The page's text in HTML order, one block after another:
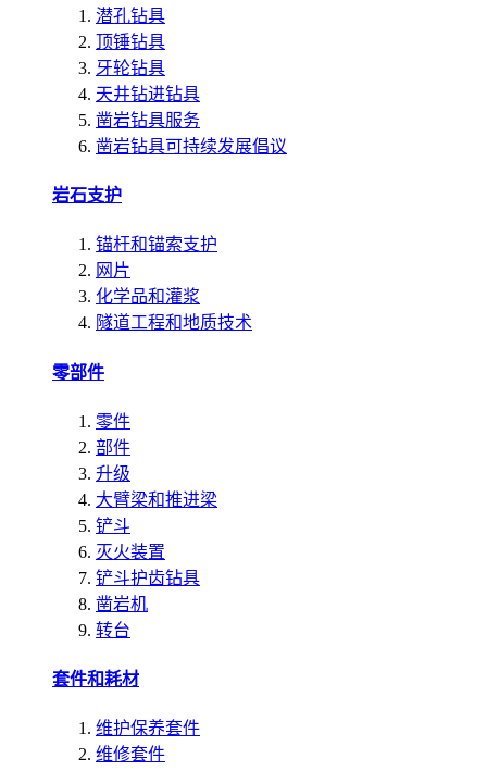
潜孔钻具
顶锤钻具
牙轮钻具
天井钻进钻具
凿岩钻具服务
凿岩钻具可持续发展倡议
岩石支护
锚杆和锚索支护
网片
化学品和灌浆
隧道工程和地质技术
零部件
零件
部件
升级
大臂梁和推进梁
铲斗
灭火装置
铲斗护齿钻具
凿岩机
转台
套件和耗材
维护保养套件
维修套件